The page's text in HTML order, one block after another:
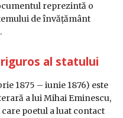
reprezintă o
de învățământ
al statului
1875 – iunie 1876) este
a lui Mihai Eminescu,
poetul a luat contact